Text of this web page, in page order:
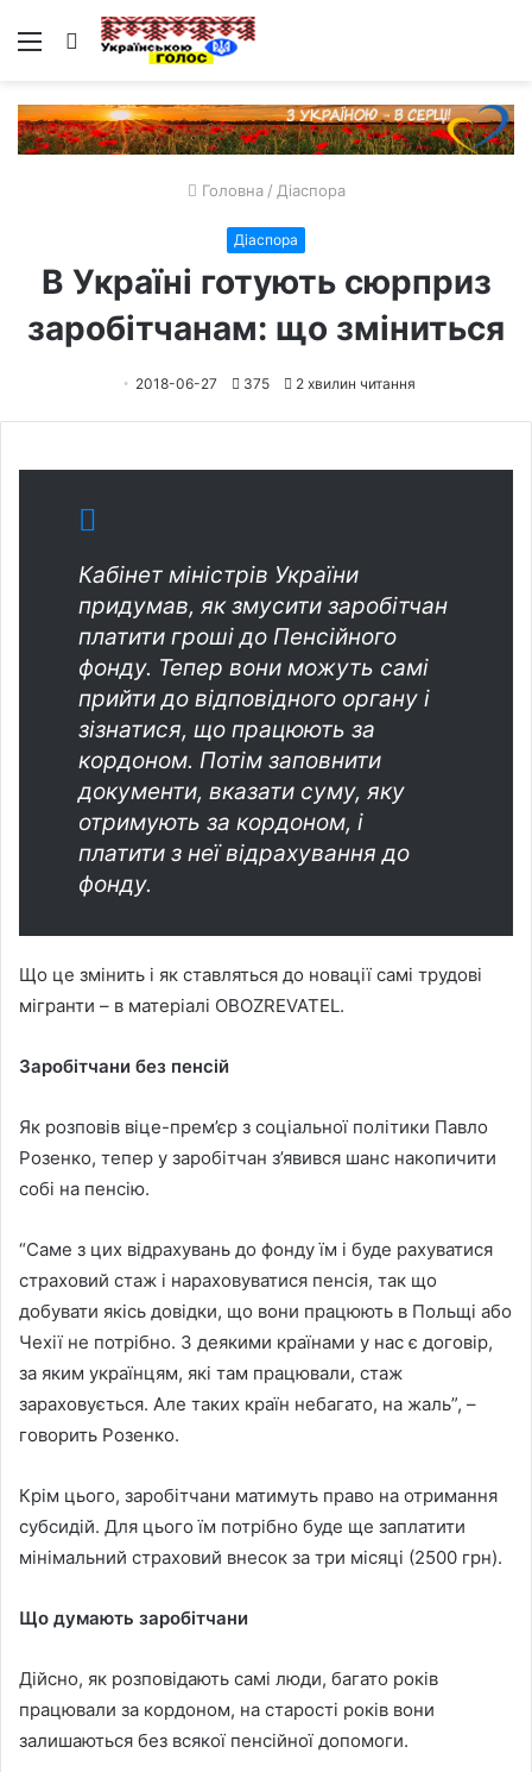
Меню Пошук
Головна / Діаспора
Діаспора
В Україні готують сюрприз
заробітчанам: що зміниться
2018-06-27 375 2 хвилин читання
Кабінет міністрів України
придумав, як змусити заробітчан
платити гроші до Пенсійного
фонду. Тепер вони можуть самі
прийти до відповідного органу і
зізнатися, що працюють за
кордоном. Потім заповнити
документи, вказати суму, яку
отримують за кордоном, і
платити з неї відрахування до
фонду.
Що це змінить і як ставляться до новації самі трудові
мігранти – в матеріалі OBOZREVATEL.
Заробітчани без пенсій
Як розповів віце-прем’єр з соціальної політики Павло
Розенко, тепер у заробітчан з’явився шанс накопичити
собі на пенсію.
“Саме з цих відрахувань до фонду їм і буде рахуватися
страховий стаж і нараховуватися пенсія, так що
добувати якісь довідки, що вони працюють в Польщі або
Чехії не потрібно. З деякими країнами у нас є договір,
за яким українцям, які там працювали, стаж
зараховується. Але таких країн небагато, на жаль”, –
говорить Розенко.
Крім цього, заробітчани матимуть право на отримання
субсидій. Для цього їм потрібно буде ще заплатити
мінімальний страховий внесок за три місяці (2500 грн).
Що думають заробітчани
Дійсно, як розповідають самі люди, багато років
працювали за кордоном, на старості років вони
залишаються без всякої пенсійної допомоги.